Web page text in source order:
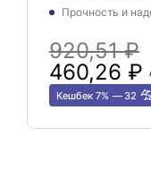
Прочность и
920,51 ₽
460,26 ₽
Кешбек 7% 32